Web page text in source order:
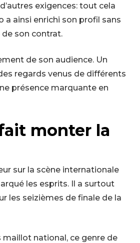
exigences: tout cela
a ainsi enrichi son profil sans
son contrat.
de son audience. Un
regards venus de différents
présence marquante en
monter la
sur la scène internationale
les esprits. Il a surtout
les seizièmes de finale de la
national, ce genre de